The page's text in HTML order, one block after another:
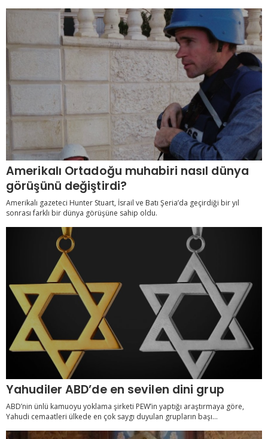
Amerikalı Ortadoğu muhabiri nasıl dünya
görüşünü değiştirdi?
Amerikalı gazeteci Hunter Stuart, İsrail ve Batı Şeria’da geçirdiği bir yıl
sonrası farklı bir dünya görüşüne sahip oldu.
Yahudiler ABD’de en sevilen dini grup
ABD’nin ünlü kamuoyu yoklama şirketi PEW’in yaptığı araştırmaya göre,
Yahudi cemaatleri ülkede en çok saygı duyulan grupların başı...